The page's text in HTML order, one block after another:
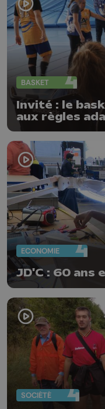
BASKET
Invité : le
aux règles
samedi 25
ECONOMIE
JD'C : 60 ans
SOCIÉTÉ